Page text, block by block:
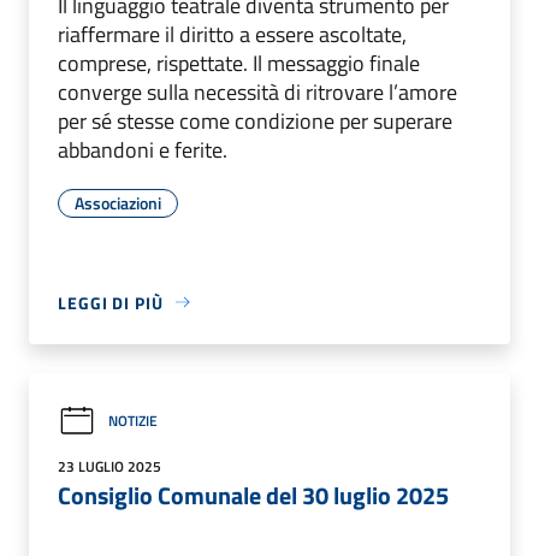
riaffermare il diritto a essere ascoltate,
comprese, rispettate. Il messaggio finale
converge sulla necessità di ritrovare l’amore
per sé stesse come condizione per superare
abbandoni e ferite.
Associazioni
LEGGI DI PIÙ
NOTIZIE
23 LUGLIO 2025
Consiglio Comunale del 30 luglio 2025